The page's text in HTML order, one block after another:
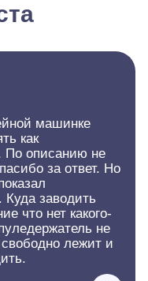
машинке
как
По описанию не
за ответ. Но
заводить
что нет какого-
не
лежит и